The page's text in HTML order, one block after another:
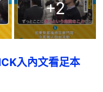
+2
入內文看足本